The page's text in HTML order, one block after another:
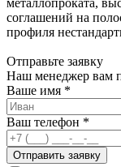
соглашений на
профиля
Отправьте заявку
Наш менеджер вам
Ваше имя *
Ваш телефон *
Отправить заявку